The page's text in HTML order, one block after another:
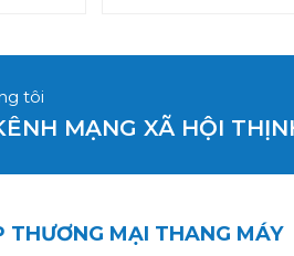
tôi
MẠNG XÃ HỘI
THƯƠNG MẠI THANG MÁY